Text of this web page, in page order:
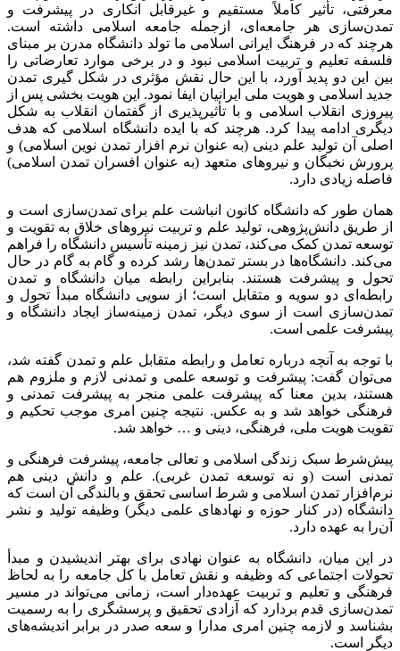
معرفتی، تأثیر کاملاً مستقیم و غیرقابل انکاری در پیشرفت و
تمدن‌سازی هر جامعه‌ای، ازجمله جامعه اسلامی داشته است.
هرچند که در فرهنگ ایرانی اسلامی ما تولد دانشگاه مدرن بر مبنای
فلسفه تعلیم و تربیت اسلامی نبود و در برخی موارد تعارضاتی را
بین این دو پدید آورد، با این حال نقش مؤثری در شکلگیری تمدن
جدید اسلامی و هویت ملی ایرانیان ایفا نمود. این هویت بخشی پس از
پیروزی انقلاب اسلامی و با تأثیرپذیری از گفتمان انقلاب به شکل
دیگری ادامه پیدا کرد. هرچند که با ایده دانشگاه اسلامی که هدف
اصلی آن تولید علم دینی (به عنوان نرم افزار تمدن نوین اسلامی) و
پرورش نخبگان و نیروهای متعهد (به عنوان افسران تمدن اسلامی)
فاصله زیادی دارد.
همان طور که دانشگاه کانون انباشت علم برای تمدن‌سازی است و
از طریق دانش‌پژوهی، تولید علم و تربیت نیروهای خلاق به تقویت و
توسعه تمدن کمک می‌کند، تمدن نیز زمینه تأسیس دانشگاه را فراهم
می‌کند. دانشگاه‌ها در بستر تمدن‌ها رشد کرده و گام به گام در حال
تحول و پیشرفت هستند. بنابراین رابطه میان دانشگاه و تمدن
رابطه‌ای دو سویه و متقابل است؛ از سویی دانشگاه مبدأ تحول و
تمدن‌سازی است از سوی دیگر، تمدن زمینه‌ساز ایجاد دانشگاه و
پیشرفت علمی است.
با توجه به آنچه درباره تعامل و رابطه متقابل علم و تمدن گفته شد،
می‌توان گفت: پیشرفت و توسعه علمی و تمدنی لازم و ملزوم هم
هستند، بدین معنا که پیشرفت علمی منجر به پیشرفت تمدنی و
فرهنگی خواهد شد و به عکس. نتیجه چنین امری موجب تحکیم و
تقویت هویت ملی، فرهنگی، دینی و … خواهد شد.
پیش‌شرط سبک زندگی اسلامی و تعالی جامعه، پیشرفت فرهنگی و
تمدنی است (و نه توسعه تمدن غربی). علم و دانش دینی هم
نرم‌افزار تمدن اسلامی و شرط اساسی تحقق و بالندگی آن است که
دانشگاه (در کنار حوزه و نهادهای علمی دیگر) وظیفه تولید و نشر
آن‌را به عهده دارد.
در این میان، دانشگاه به عنوان نهادی برای بهتر اندیشیدن و مبدأ
تحولات اجتماعی که وظیفه و نقش تعامل با کل جامعه را به لحاظ
فرهنگی و تعلیم و تربیت عهده‌دار است، زمانی می‌تواند در مسیر
تمدن‌سازی قدم بردارد که آزادی تحقیق و پرسشگری را به رسمیت
بشناسد و لازمه چنین امری مدارا و سعه صدر در برابر اندیشه‌های
دیگر است.